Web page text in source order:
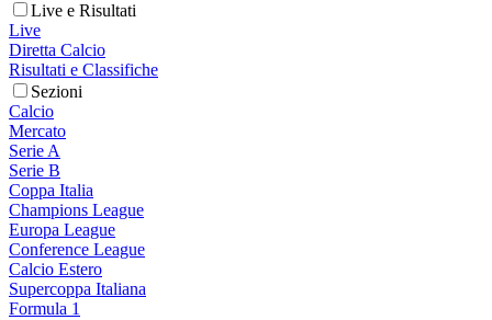
Live e Risultati
Live
Diretta Calcio
Risultati e Classifiche
Sezioni
Calcio
Mercato
Serie A
Serie B
Coppa Italia
Champions League
Europa League
Conference League
Calcio Estero
Supercoppa Italiana
Formula 1